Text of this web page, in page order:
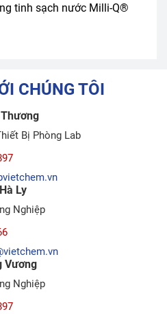
tinh sạch nước Milli-Q®
CHÚNG TÔI
Bị Phòng Lab
Ly
Nghiệp
Vương
Nghiệp